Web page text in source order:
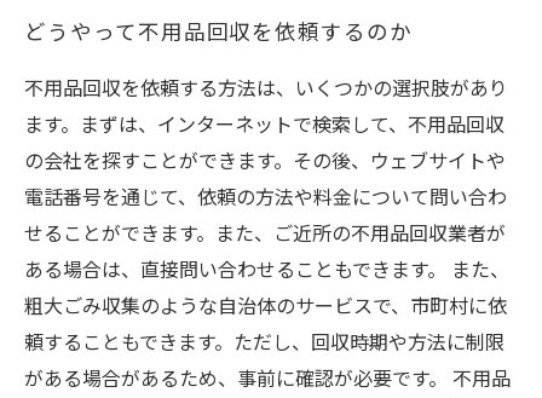
どうやって不用品回収を依頼するのか
不用品回収を依頼する方法は、いくつかの選択肢があり
ます。まずは、インターネットで検索して、不用品回収
の会社を探すことができます。その後、ウェブサイトや
電話番号を通じて、依頼の方法や料金について問い合わ
せることができます。また、ご近所の不用品回収業者が
ある場合は、直接問い合わせることもできます。 また、
粗大ごみ収集のような自治体のサービスで、市町村に依
頼することもできます。ただし、回収時期や方法に制限
がある場合があるため、事前に確認が必要です。 不用品